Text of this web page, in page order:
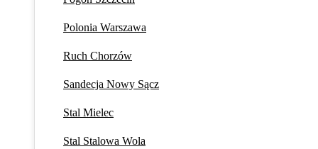
Polonia Warszawa
Ruch Chorzów
Sandecja Nowy Sącz
Stal Mielec
Stal Stalowa Wola